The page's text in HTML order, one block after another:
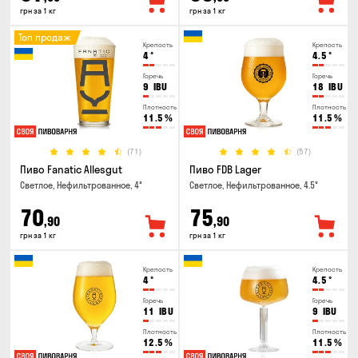
грн за 1 кг грн за 1 кг
Крепость
4°
Горечь
9 IBU
Плотность
11.5 %
(71)
Топ продаж
Пиво Fanatic Allesgut
Светлое, Нефильтрованное, 4°
70,90
грн за 1 кг
Крепость
4.5 °
Горечь
18 IBU
Плотность
11.5 %
(57)
Пиво FDB Lager
Светлое, Нефильтрованное, 4.5°
75,90
грн за 1 кг
Крепость
4°
Горечь
11 IBU
Плотность
12.5 %
Крепость
4.5 °
Горечь
9 IBU
Плотность
11.5 %